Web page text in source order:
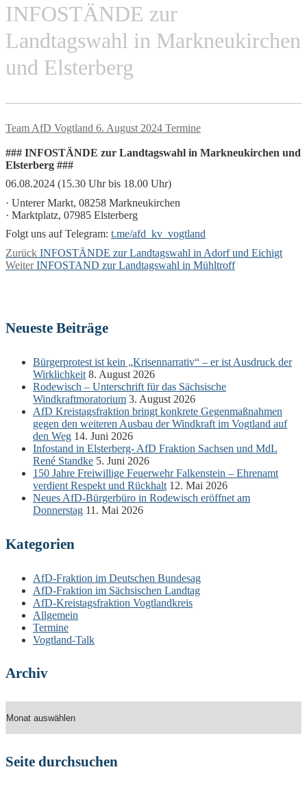
INFOSTÄNDE zur
Landtagswahl in Markneukirchen
und Elsterberg
Team AfD Vogtland 6. August 2024 Termine
### INFOSTÄNDE zur Landtagswahl in Markneukirchen und
Elsterberg ###
06.08.2024 (15.30 Uhr bis 18.00 Uhr)
· Unterer Markt, 08258 Markneukirchen
· Marktplatz, 07985 Elsterberg
Folgt uns auf Telegram: t.me/afd_kv_vogtland
Beitragsnavigation
Zurück Vorheriger
Beitrag:
INFOSTÄNDE zur Landtagswahl in Adorf und Eichigt
Weiter Nächster
INFOSTAND zur Landtagswahl in Mühltroff
Neueste Beiträge
Bürgerprotest ist kein „Krisennarrativ“ – er ist Ausdruck der
Wirklichkeit 8. August 2026
Rodewisch – Unterschrift für das Sächsische
Windkraftmoratorium 3. August 2026
AfD Kreistagsfraktion bringt konkrete Gegenmaßnahmen
gegen den weiteren Ausbau der Windkraft im Vogtland auf
den Weg 14. Juni 2026
Infostand in Elsterberg- AfD Fraktion Sachsen und MdL
René Standke 5. Juni 2026
150 Jahre Freiwillige Feuerwehr Falkenstein – Ehrenamt
verdient Respekt und Rückhalt 12. Mai 2026
Neues AfD-Bürgerbüro in Rodewisch eröffnet am
Donnerstag 11. Mai 2026
Kategorien
AfD-Fraktion im Deutschen Bundesag
AfD-Fraktion im Sächsischen Landtag
AfD-Kreistagsfraktion Vogtlandkreis
Allgemein
Termine
Vogtland-Talk
Archiv
Seite durchsuchen